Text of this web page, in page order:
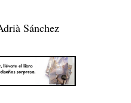
Sánchez